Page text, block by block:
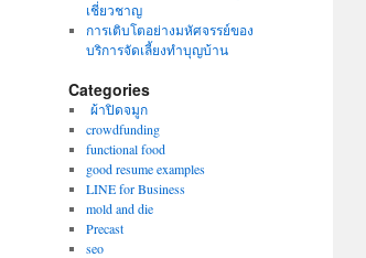
เชี่ยวชาญ
การเติบโตอย่างมหัศจรรย์ของ
บริการจัดเลี้ยงทำบุญบ้าน
Categories
ผ้าปิดจมูก
crowdfunding
functional food
good resume examples
LINE for Business
mold and die
Precast
seo